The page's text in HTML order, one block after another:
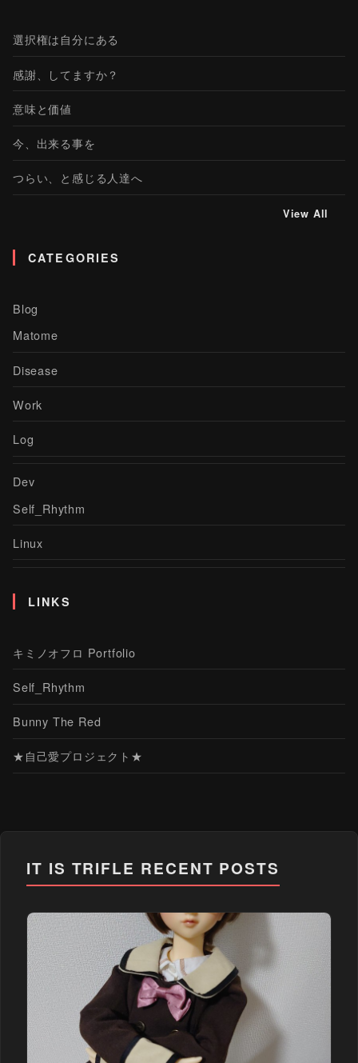
選択権は自分にある
感謝、してますか？
意味と価値
今、出来る事を
つらい、と感じる人達へ
View All
CATEGORIES
Blog
Matome
Disease
Work
Log
Dev
Self_Rhythm
Linux
LINKS
キミノオフロ Portfolio
Self_Rhythm
Bunny The Red
★自己愛プロジェクト★
IT IS TRIFLE RECENT POSTS